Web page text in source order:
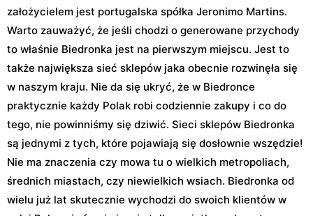
założycielem jest portugalska spółka Jeronimo Martins.
Warto zauważyć, że jeśli chodzi o generowane przychody
to właśnie Biedronka jest na pierwszym miejscu. Jest to
także największa sieć sklepów jaka obecnie rozwinęła się
w naszym kraju. Nie da się ukryć, że w Biedronce
praktycznie każdy Polak robi codziennie zakupy i co do
tego, nie powinniśmy się dziwić. Sieci sklepów Biedronka
są jednymi z tych, które pojawiają się dosłownie wszędzie!
Nie ma znaczenia czy mowa tu o wielkich metropoliach,
średnich miastach, czy niewielkich wsiach. Biedronka od
wielu już lat skutecznie wychodzi do swoich klientów w